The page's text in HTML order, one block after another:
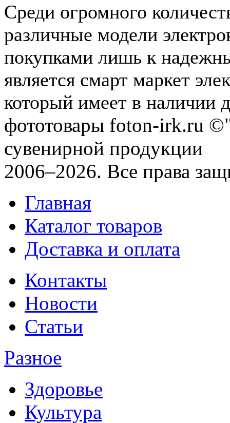
Среди огромного
различные модели
покупками лишь к
является смарт маркет
который имеет в наличии
фототовары foton-irk.ru
сувенирной продукции
2006–2026. Все права
Главная
Каталог товаров
Доставка и оплата
Контакты
Новости
Статьи
Разное
Здоровье
Культура